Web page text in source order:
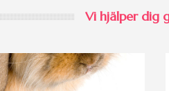
Vi hjälper dig